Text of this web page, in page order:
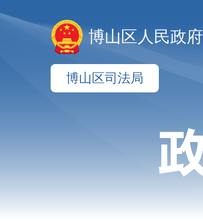
博山区人民政府
博山区司法局